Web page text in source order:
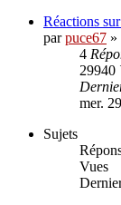
Réactions
parpuce67 »
4
29940
mer.
Sujets
Vues